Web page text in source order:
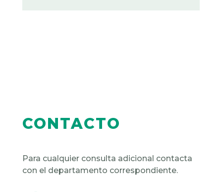
CONTACTO
Para cualquier consulta adicional contacta
con el departamento correspondiente.